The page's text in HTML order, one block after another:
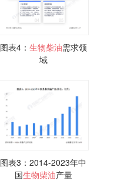
图表4： 生物柴油需求领
域
图表3：2014-2023年中
国生物柴油产量